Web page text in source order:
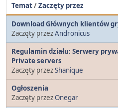
Temat/Zaczęty przez
Download Głównych klientów
Zaczęty przezAndronicus
Regulamin działu: Serwery
Private servers
Zaczęty przezShanique
Ogłoszenia
Zaczęty przezOnegar